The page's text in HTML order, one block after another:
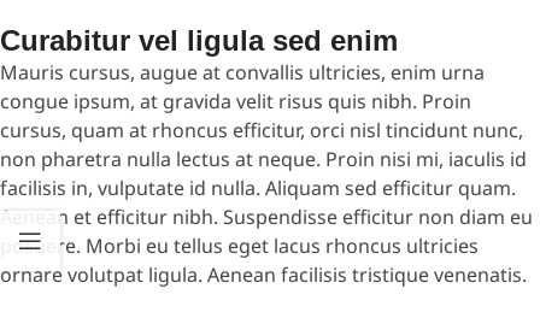
Curabitur vel ligula sed enim
Mauris cursus, augue at convallis ultricies, enim urna
congue ipsum, at gravida velit risus quis nibh. Proin
cursus, quam at rhoncus efficitur, orci nisl tincidunt nunc,
non pharetra nulla lectus at neque. Proin nisi mi, iaculis id
facilisis in, vulputate id nulla. Aliquam sed efficitur quam.
Aenean et efficitur nibh. Suspendisse efficitur non diam eu
posuere. Morbi eu tellus eget lacus rhoncus ultricies
ornare volutpat ligula. Aenean facilisis tristique venenatis.